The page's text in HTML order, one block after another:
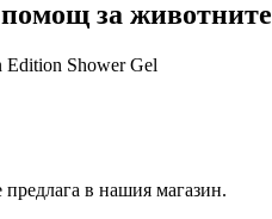
за животните
Edition Shower Gel
предлага в нашия магазин.